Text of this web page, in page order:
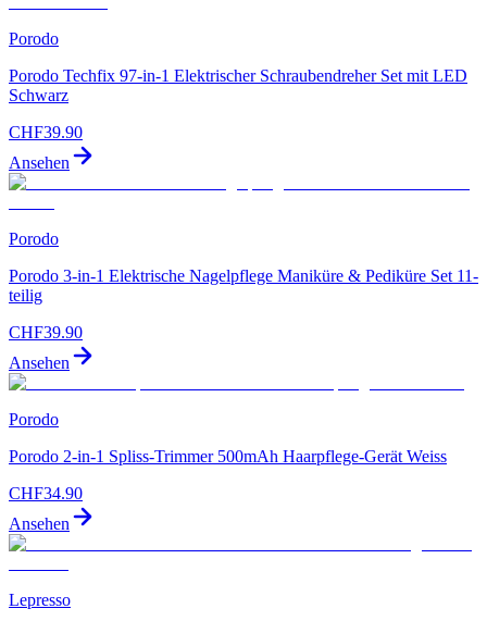
Porodo
Porodo Techfix 97-in-1 Elektrischer Schraubendreher Set mit LED
Schwarz
CHF39.90
Ansehen
Porodo
Porodo 3-in-1 Elektrische Nagelpflege Maniküre & Pediküre Set 11-
teilig
CHF39.90
Ansehen
Porodo
Porodo 2-in-1 Spliss-Trimmer 500mAh Haarpflege-Gerät Weiss
CHF34.90
Ansehen
Lepresso